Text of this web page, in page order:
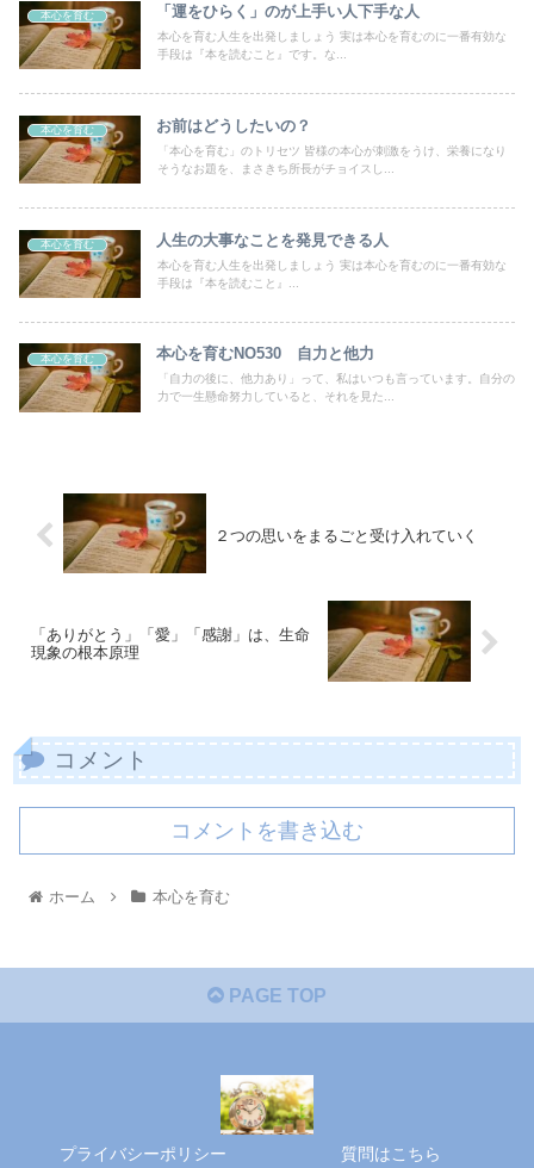
本心を育む 「運をひらく」のが上手い人下手な人
本心を育む人生を出発しましょう 実は本心を育むのに一番有効な
手段は『本を読むこと』です。な...
本心を育む お前はどうしたいの？
「本心を育む」のトリセツ 皆様の本心が刺激をうけ、栄養になり
そうなお題を、まさきち所長がチョイスし...
本心を育む 人生の大事なことを発見できる人
本心を育む人生を出発しましょう 実は本心を育むのに一番有効な
手段は『本を読むこと』...
本心を育む 本心を育むNO530 自力と他力
「自力の後に、他力あり」って、私はいつも言っています。自分の
力で一生懸命努力していると、それを見た...
２つの思いをまるごと受け入れていく
「ありがとう」「愛」「感謝」は、生命
現象の根本原理
コメント
コメントを書き込む
ホーム 本心を育む
PAGE TOP
プライバシーポリシー 質問はこちら